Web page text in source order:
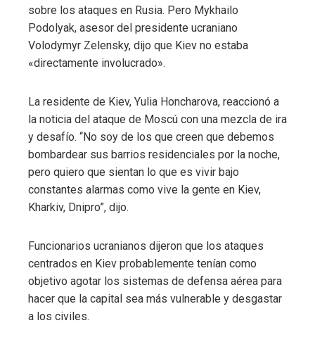
sobre los ataques en Rusia. Pero Mykhailo
Podolyak, asesor del presidente ucraniano
Volodymyr Zelensky, dijo que Kiev no estaba
«directamente involucrado».
La residente de Kiev, Yulia Honcharova, reaccionó a
la noticia del ataque de Moscú con una mezcla de ira
y desafío. “No soy de los que creen que debemos
bombardear sus barrios residenciales por la noche,
pero quiero que sientan lo que es vivir bajo
constantes alarmas como vive la gente en Kiev,
Kharkiv, Dnipro”, dijo.
Funcionarios ucranianos dijeron que los ataques
centrados en Kiev probablemente tenían como
objetivo agotar los sistemas de defensa aérea para
hacer que la capital sea más vulnerable y desgastar
a los civiles.